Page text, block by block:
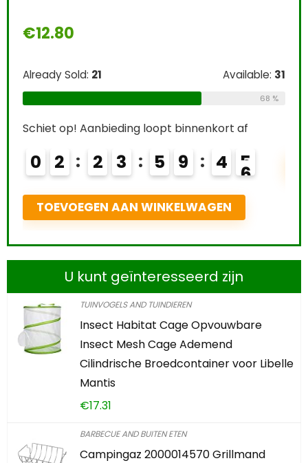
21
Aanbieding loopt binnenkort af
2 3 5 9 4
4
5
AAN WINKELWAGEN
0
U kunt geïnteresseerd zijn
TUINVOGELS AND TUINDIEREN
Insect Habitat Cage Opvouwbare
Insect Mesh Cage Ademend
Cilindrische Broedcontainer voor Libelle
Mantis
€17.31
BARBECUE AND BUITEN ETEN
Campingaz 2000014570 Grillmand